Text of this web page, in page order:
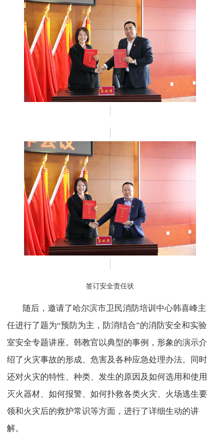
签订安全责任状
随后，邀请了哈尔滨市卫民消防培训中心韩喜峰主
任进行了题为“预防为主，防消结合”的消防安全和实验
室安全专题讲座。韩教官以典型的事例，形象的演示介
绍了火灾事故的形成、危害及各种应急处理办法。同时
还对火灾的特性、种类、发生的原因及如何选用和使用
灭火器材、如何报警、如何扑救各类火灾、火场逃生要
领和火灾后的救护常识等方面，进行了详细生动的讲
解。